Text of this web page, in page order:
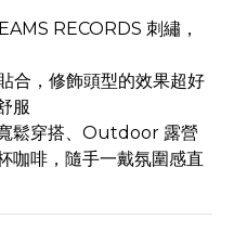
RECORDS 刺繡，
合，修飾頭型的效果超好
服
鬆穿搭、Outdoor 露營
咖啡，隨手一戴氛圍感直